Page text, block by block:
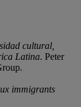
cultural,
Latina. Peter
immigrants